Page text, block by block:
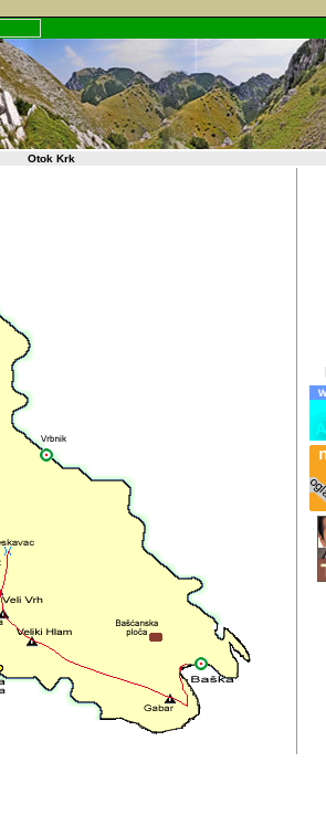
Otok Krk